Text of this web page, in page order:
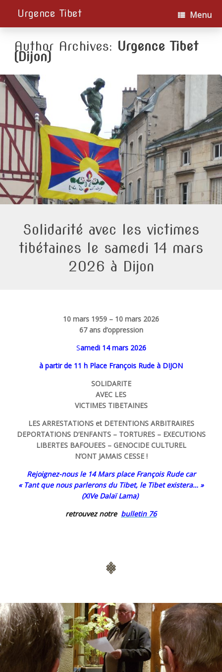
Urgence Tibet Menu
Author Archives: Urgence Tibet
(Dijon)
Solidarité avec les victimes
tibétaines le samedi 14 mars
2026 à Dijon
10 mars 1959 – 10 mars 2026
67 ans d’oppression
Samedi 14 mars 2026
à partir de 11 h Place François Rude à DIJON
SOLIDARITE
AVEC LES
VICTIMES TIBETAINES
LES ARRESTATIONS et DETENTIONS ARBITRAIRES
DEPORTATIONS D’ENFANTS – TORTURES – EXECUTIONS
LIBERTES BAFOUEES – GENOCIDE CULTUREL
N’ONT JAMAIS CESSE !
Rejoignez-nous le 14 Mars place François Rude car
« Tant que nous parlerons du Tibet, le Tibet existera… »
(XIVe Dalaï Lama)
retrouvez notre bulletin 76